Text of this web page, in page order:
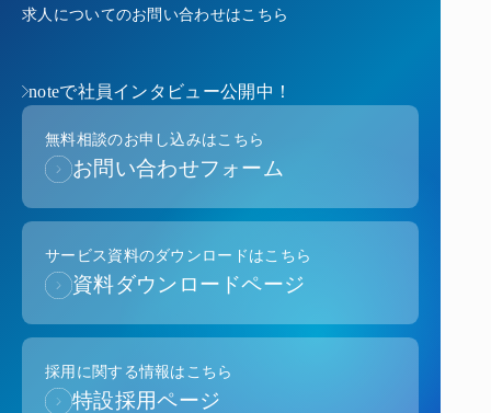
求人についてのお問い合わせはこちら
noteで社員インタビュー公開中！
無料相談のお申し込みはこちら
お問い合わせフォーム
サービス資料のダウンロードはこちら
資料ダウンロードページ
採用に関する情報はこちら
特設採用ページ